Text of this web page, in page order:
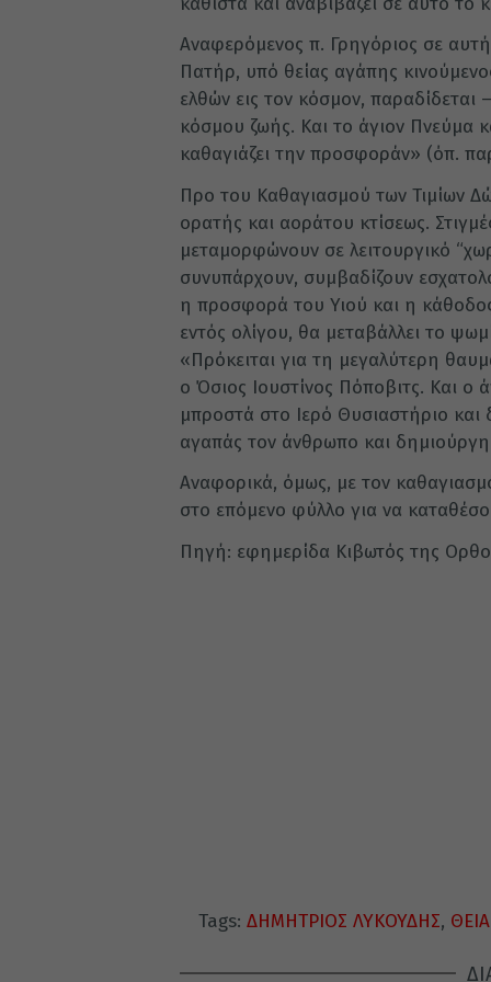
Αναφερόμενος π. Γρηγόριος σε
Πατήρ, υπό θείας αγάπης
ελθών εις τον κόσμον,
κόσμου ζωής. Και το άγιον Πνεύμα
καθαγιάζει την προσφοράν» (όπ.
Προ του Καθαγιασμού των Τιμίων
ορατής και αοράτου κτίσεως.
μεταμορφώνουν σε λειτουργικό
συνυπάρχουν, συμβαδίζουν
η προσφορά του Υιού και η
εντός ολίγου, θα μεταβάλλει το
«Πρόκειται για τη μεγαλύτερη
ο Όσιος Ιουστίνος Πόποβιτς. Και ο
μπροστά στο Ιερό Θυσιαστήριο
αγαπάς τον άνθρωπο και
Αναφορικά, όμως, με τον
στο επόμενο φύλλο για να
Πηγή: εφημερίδα Κιβωτός της
Tags: ΔΗΜΗΤΡΙΟΣ ΛΥΚΟΥΔΗΣ,